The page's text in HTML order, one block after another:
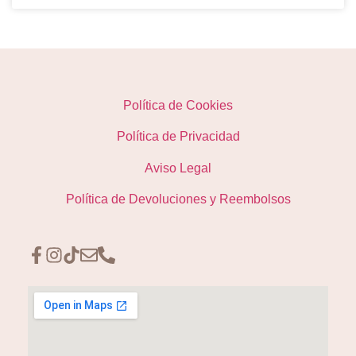
Política de Cookies
Política de Privacidad
Aviso Legal
Política de Devoluciones y Reembolsos